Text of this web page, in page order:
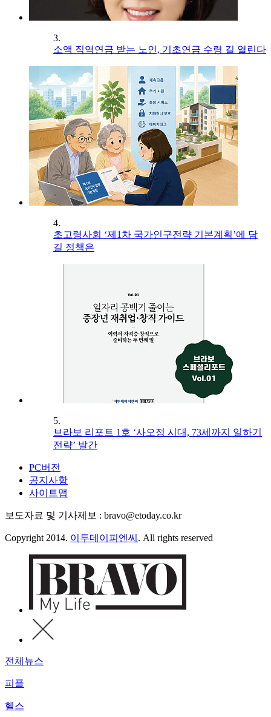
3.
소액 직역연금 받는 노인, 기초연금 수령 길 열린다
4.
초고령사회 ‘제1차 국가인구전략 기본계획’에 담
길 정책은
5.
브라보 리포트 1호 ‘사오정 시대, 73세까지 일하기
전략’ 발간
PC버전
공지사항
사이트맵
보도자료 및 기사제보 : bravo@etoday.co.kr
Copyright 2014. 이투데이피엔씨 . All rights reserved
전체뉴스
피플
헬스